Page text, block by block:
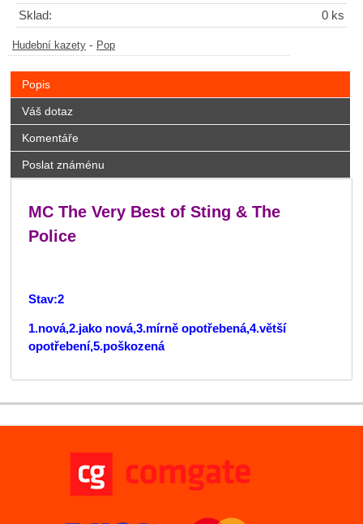
Sklad: 0 ks
Hudební kazety - Pop
Popis
Váš dotaz
Komentáře
Poslat známénu
MC The Very Best of Sting & The
Police
Stav:2
1.nová,2.jako nová,3.mírně opotřebená,4.větší
opotřebení,5.poškozená